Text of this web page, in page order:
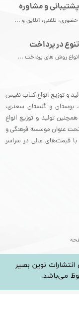
نوین بصیر
می‌باشد.
در زمینه تولید و توزیع انواع کتاب نفیس
بوستان و گلستان سعدی،
تولید و توزیع انواع
تحت عنوان موسسه فرهنگی و
قیمت‌های عالی در سراسر
تنوع در پرداخت
انواع روش های پرداخت ...
پشتیبانی و مشاوره
حضوری، تلفنی، آنلاین و ...